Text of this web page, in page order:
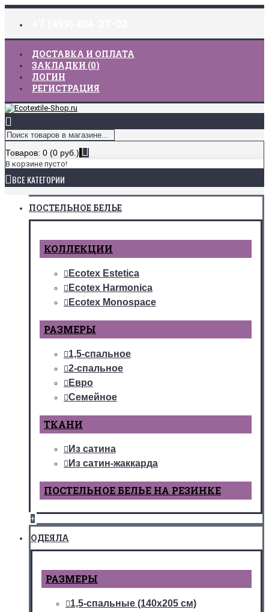
ДОСТАВКА И ОПЛАТА
ЗАКЛАДКИ (0)
ЛОГИН
РЕГИСТРАЦИЯ
Товаров: 0 (0 руб.)
В корзине пусто!
ВСЕ КАТЕГОРИИ
ПОСТЕЛЬНОЕ БЕЛЬЕ
КОЛЛЕКЦИИ
Ecotex Estetica
Ecotex Harmonica
Ecotex Monospace
РАЗМЕРЫ
1,5-спальное
2-спальное
Евро
Семейное
ТКАНИ
Из сатина
Из сатин-жаккарда
ПОСТЕЛЬНОЕ БЕЛЬЕ НА РЕЗИНКЕ
+
ОДЕЯЛА
РАЗМЕРЫ
1,5-спальные (140х205 см)